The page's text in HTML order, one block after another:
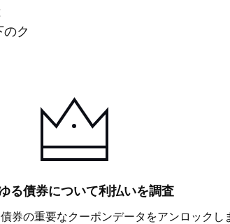
ク
る債券について利払いを調査
券の重要なクーポンデータをアンロックし